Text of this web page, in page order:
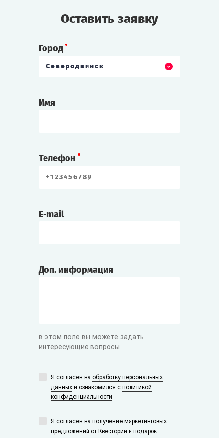
Оставить заявку
Город
Северодвинск
Имя
Телефон
E-mail
Доп. информация
в этом поле вы можете задать
интересующие вопросы
Я согласен на обработку персональных
данных и ознакомился с политикой
конфиденциальности
Я согласен на получение маркетинговых
предложений от Квестории и подарок